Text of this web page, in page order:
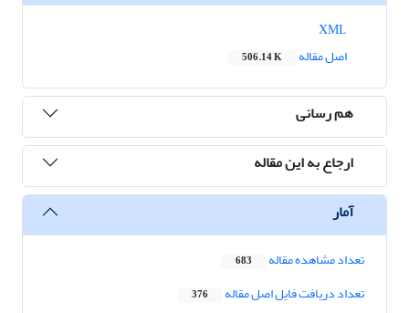
اصل مقاله
506.14 K
هم رسانی
ارجاع به این مقاله
آمار
تعداد مشاهده مقاله 683
تعداد دریافت فایل اصل مقاله 376